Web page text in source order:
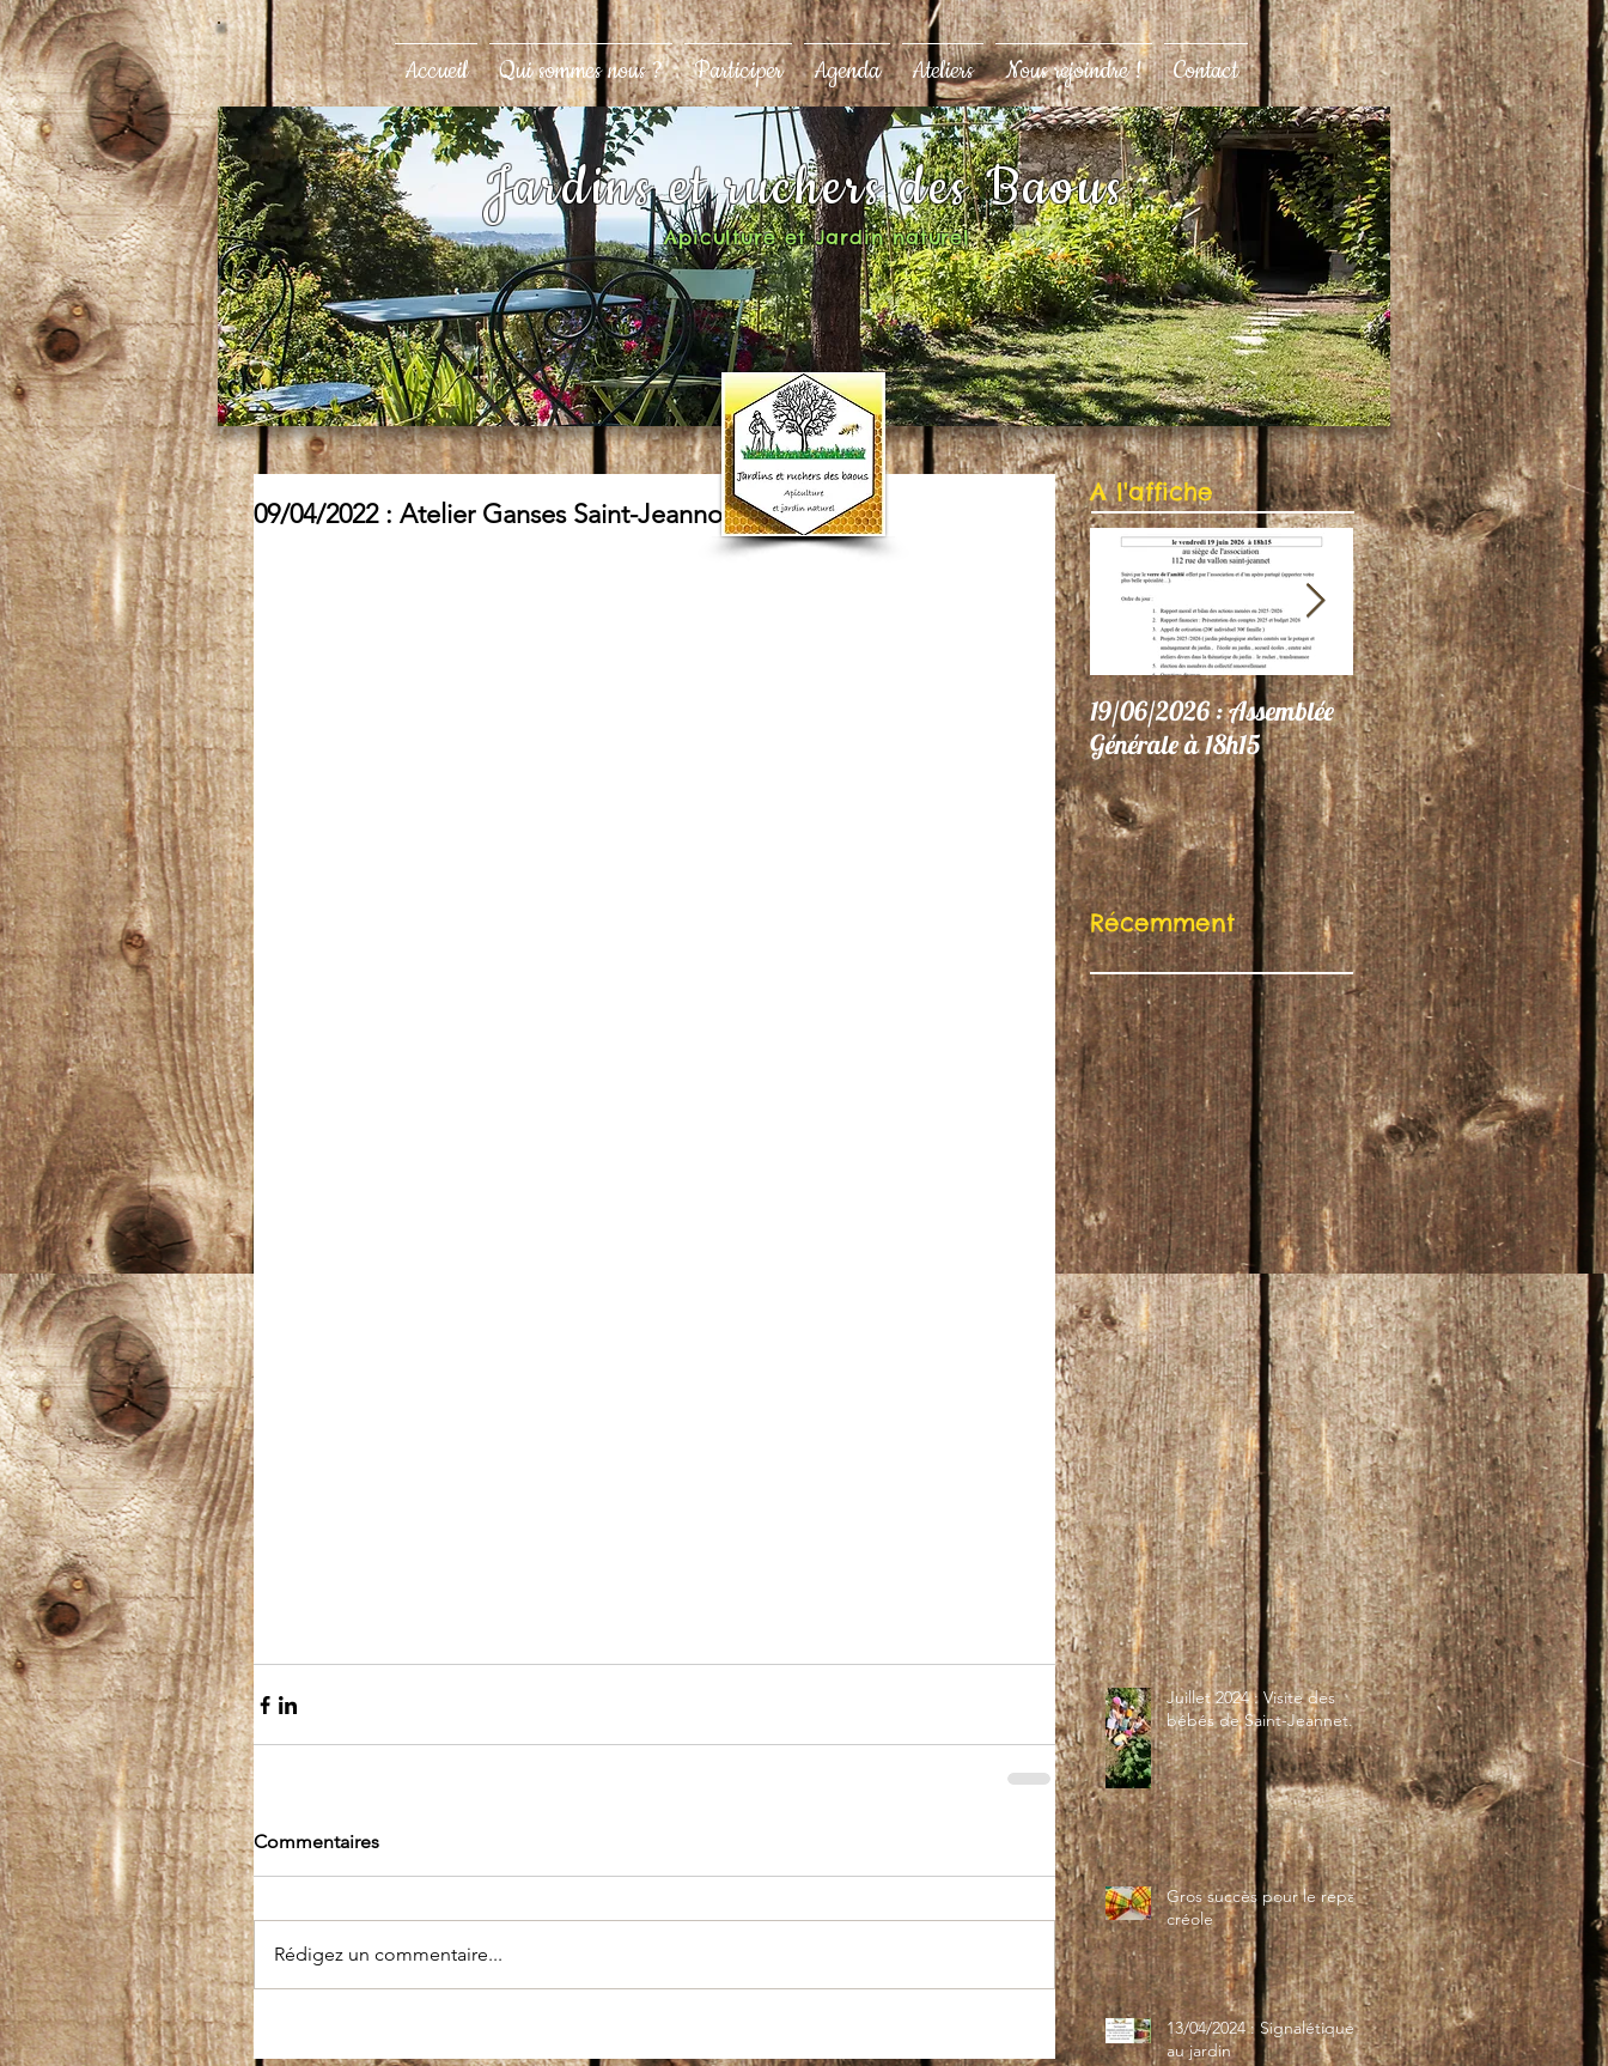
09/04/2022 : Atelier Ganses Saint-Jeannoises
Commentaires
Rédigez un commentaire...
A l'affiche
19/06/2026 : Assemblée
Générale à 18h15
06/06/26 : Le Jardin
participe au Festival
"Autres Regards"
Récemment
Juillet 2024 : Visite des
bébés de Saint-Jeannet...
Gros succès pour le repas
créole
13/04/2024 : Signalétique
au jardin
Accueil Qui sommes nous ? Participer Agenda Ateliers Nous rejoindre ! Contact
Jardins et ruchers des Baous
Apiculture et Jardin naturel